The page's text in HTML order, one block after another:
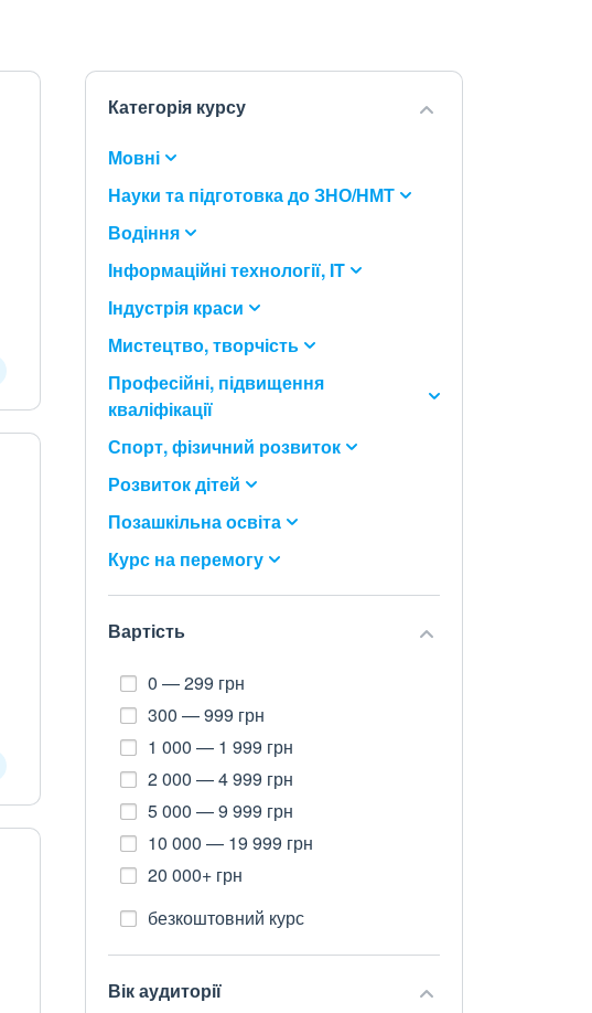
Категорія курсу
Мовні
Науки та підготовка до ЗНО/НМТ
Водіння
Інформаційні технології, IT
Індустрія краси
Мистецтво, творчість
Професійні, підвищення
кваліфікації
Спорт, фізичний розвиток
Розвиток дітей
Позашкільна освіта
Курс на перемогу
Вартість
0 — 299 грн
300 — 999 грн
1 000 — 1 999 грн
2 000 — 4 999 грн
5 000 — 9 999 грн
10 000 — 19 999 грн
20 000+ грн
безкоштовний курс
Вік аудиторії